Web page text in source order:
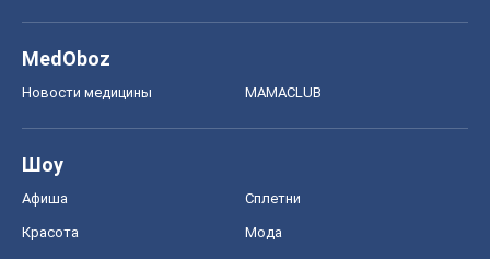
MedOboz
Новости медицины MAMACLUB
Шоу
Афиша Сплетни
Красота Мода